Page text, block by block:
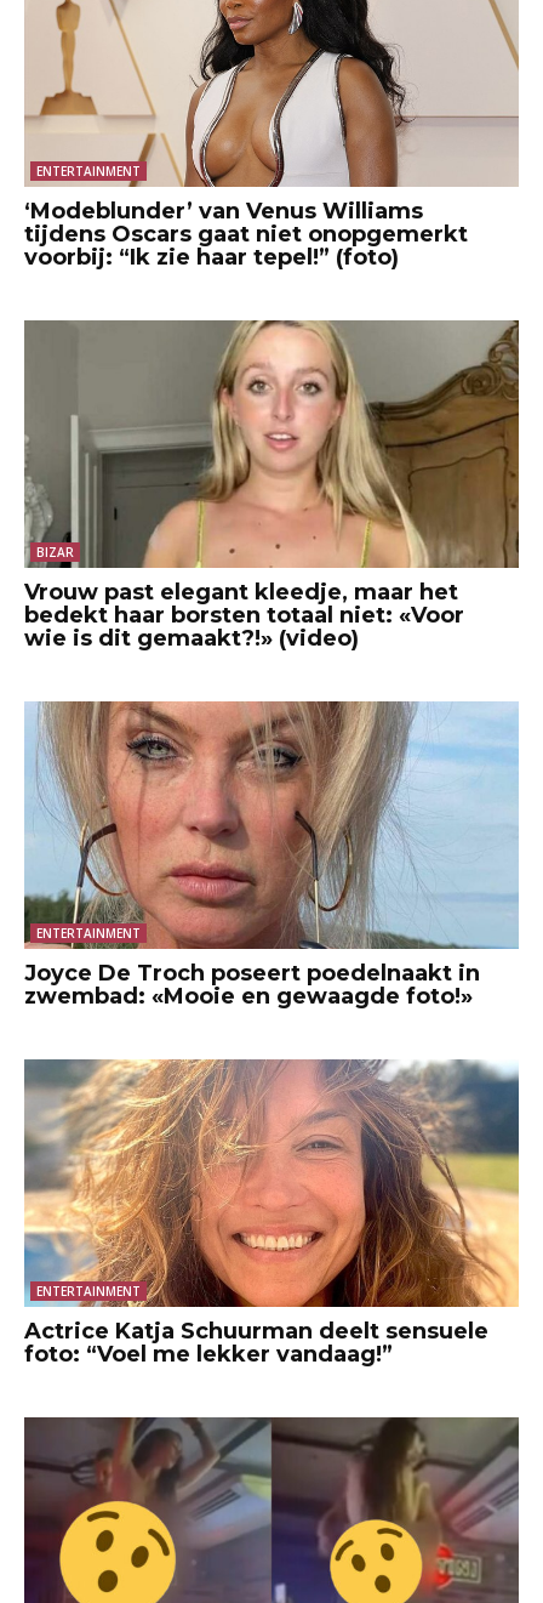
ENTERTAINMENT
‘Modeblunder’ van Venus Williams
tijdens Oscars gaat niet onopgemerkt
voorbij: “Ik zie haar tepel!” (foto)
BIZAR
Vrouw past elegant kleedje, maar het
bedekt haar borsten totaal niet: «Voor
wie is dit gemaakt?!» (video)
ENTERTAINMENT
Joyce De Troch poseert poedelnaakt in
zwembad: «Mooie en gewaagde foto!»
ENTERTAINMENT
Actrice Katja Schuurman deelt sensuele
foto: “Voel me lekker vandaag!”